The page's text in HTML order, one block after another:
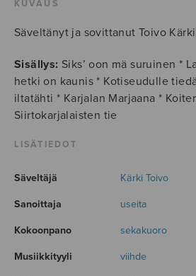
KUVAUS
Säveltänyt ja sovittanut Toivo
Sisällys: Siks’ oon mä suruinen *
hetki on kaunis * Kotiseudulle
iltatähti * Karjalan Marjaana *
Siirtokarjalaisten tie
LISÄTIEDOT
Säveltäjä Kärki Toivo
Sanoittaja useita
Kokoonpano sekakuoro
Musiikkityyli viihde